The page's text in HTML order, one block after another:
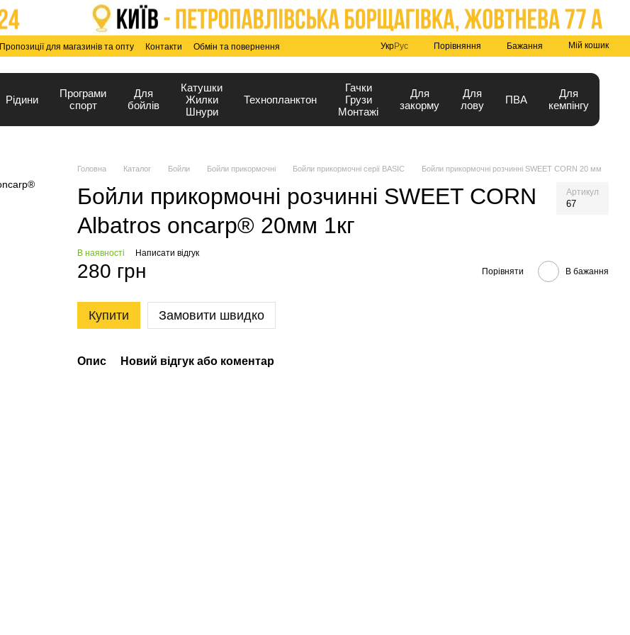
Пропозиції для магазинів та опту Контакти
Обмін та повернення
УкрРус Порівняння Бажання Мій кошик
Рідини
Програми
спорт
Для
бойлів
Катушки
Жилки
Шнури
Технопланктон
Гачки
Грузи
Монтажі
Для
закорму
Для
лову
ПВА
Для
кемпінгу
Головна Каталог Бойли Бойли прикормочні Бойли прикормочні серії BASIC Бойли прикормочні розчинні SWEET CORN 20 мм
Бойли прикормочні розчинні SWEET CORN
Albatros onсarp® 20мм 1кг
Артикул
67
В наявності Написати відгук
280 грн Порівняти В бажання
Купити Замовити швидко
Опис Новий відгук або коментар